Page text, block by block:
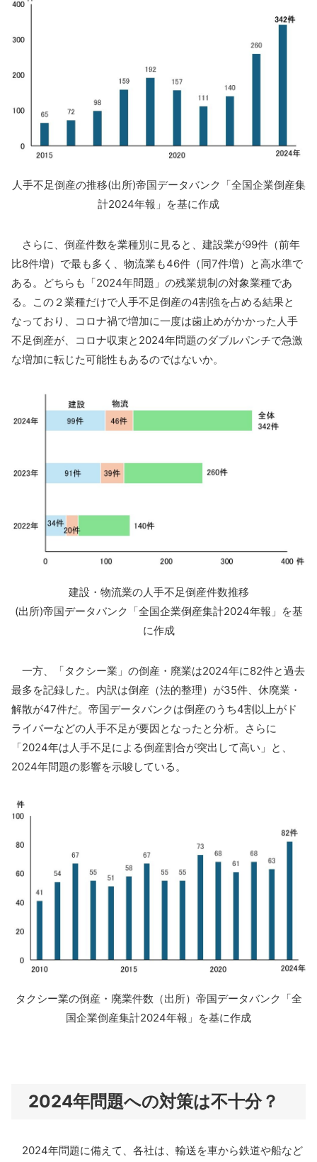
人手不足倒産の推移(出所)帝国データバンク「全国企業倒産集
計2024年報」を基に作成
さらに、倒産件数を業種別に見ると、建設業が99件（前年
比8件増）で最も多く、物流業も46件（同7件増）と高水準で
ある。どちらも「2024年問題」の残業規制の対象業種であ
る。この２業種だけで人手不足倒産の4割強を占める結果と
なっており、コロナ禍で増加に一度は歯止めがかかった人手
不足倒産が、コロナ収束と2024年問題のダブルパンチで急激
な増加に転じた可能性もあるのではないか。
建設・物流業の人手不足倒産件数推移
(出所)帝国データバンク「全国企業倒産集計2024年報」を基
に作成
一方、「タクシー業」の倒産・廃業は2024年に82件と過去
最多を記録した。内訳は倒産（法的整理）が35件、休廃業・
解散が47件だ。帝国データバンクは倒産のうち4割以上がド
ライバーなどの人手不足が要因となったと分析。さらに
「2024年は人手不足による倒産割合が突出して高い」と、
2024年問題の影響を示唆している。
タクシー業の倒産・廃業件数（出所）帝国データバンク「全
国企業倒産集計2024年報」を基に作成
2024年問題への対策は不十分？
2024年問題に備えて、各社は、輸送を車から鉄道や船など